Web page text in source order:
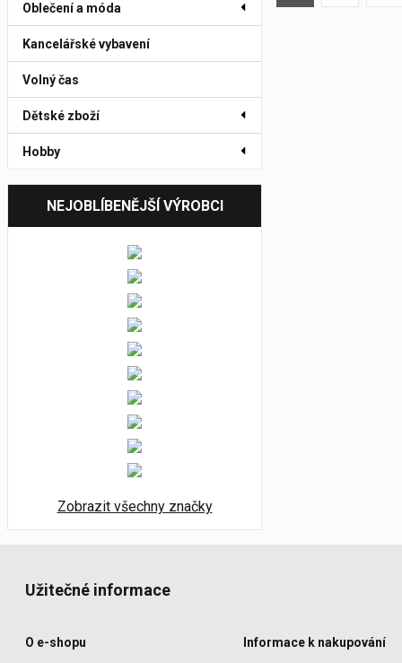
Oblečení a móda
Kancelářské vybavení
Volný čas
Dětské zboží
Hobby
NEJOBLÍBENĚJŠÍ VÝROBCI
Zobrazit všechny značky
Užitečné informace
O e-shopu Informace k nakupování